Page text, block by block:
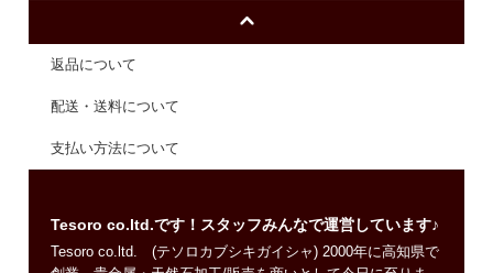
返品について
配送・送料について
支払い方法について
Tesoro co.ltd.です！スタッフみんなで運営しています♪
Tesoro co.ltd. (テソロカブシキガイシャ) 2000年に高知県で